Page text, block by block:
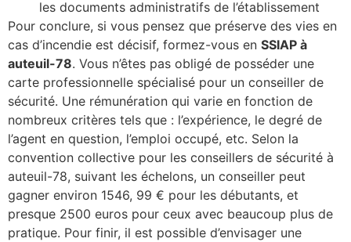
les documents administratifs de l’établissement
Pour conclure, si vous pensez que préserve des vies en
cas d’incendie est décisif, formez-vous en SSIAP à
auteuil-78. Vous n’êtes pas obligé de posséder une
carte professionnelle spécialisé pour un conseiller de
sécurité. Une rémunération qui varie en fonction de
nombreux critères tels que : l’expérience, le degré de
l’agent en question, l’emploi occupé, etc. Selon la
convention collective pour les conseillers de sécurité à
auteuil-78, suivant les échelons, un conseiller peut
gagner environ 1546, 99 € pour les débutants, et
presque 2500 euros pour ceux avec beaucoup plus de
pratique. Pour finir, il est possible d’envisager une